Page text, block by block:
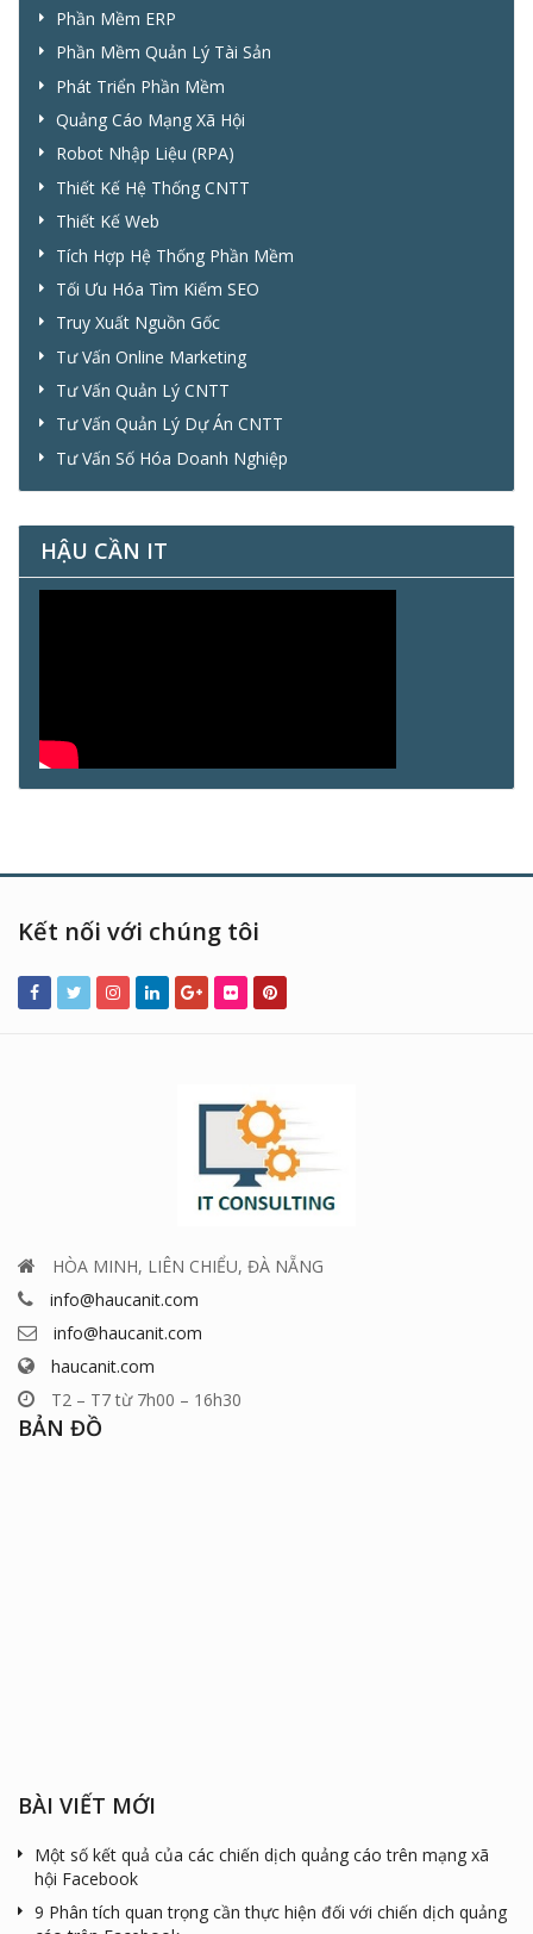
Phần Mềm ERP
Phần Mềm Quản Lý Tài Sản
Phát Triển Phần Mềm
Quảng Cáo Mạng Xã Hội
Robot Nhập Liệu (RPA)
Thiết Kế Hệ Thống CNTT
Thiết Kế Web
Tích Hợp Hệ Thống Phần Mềm
Tối Ưu Hóa Tìm Kiếm SEO
Truy Xuất Nguồn Gốc
Tư Vấn Online Marketing
Tư Vấn Quản Lý CNTT
Tư Vấn Quản Lý Dự Án CNTT
Tư Vấn Số Hóa Doanh Nghiệp
HẬU CẦN IT
Kết nối với chúng tôi
HÒA MINH, LIÊN CHIỂU, ĐÀ NẴNG
info@haucanit.com
info@haucanit.com
haucanit.com
T2 – T7 từ 7h00 – 16h30
BẢN ĐỒ
BÀI VIẾT MỚI
Một số kết quả của các chiến dịch quảng cáo trên mạng xã
hội Facebook
9 Phân tích quan trọng cần thực hiện đối với chiến dịch quảng